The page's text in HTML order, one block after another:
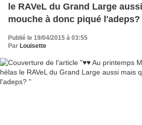
le RAVeL du Grand Large aussi mais quel
mouche à donc piqué l'adeps?
Publié le 19/04/2015 à 03:55
Par Louisette